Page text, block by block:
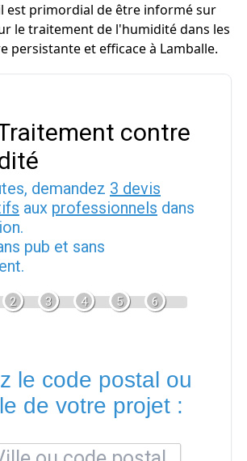
est primordial de être informé sur
le traitement de l'humidité dans les
persistante et efficace à Lamballe.
contre
demandez 3 devis
aux professionnels dans
pub et sans
2 3 4 5 6
le code postal ou
de votre projet :